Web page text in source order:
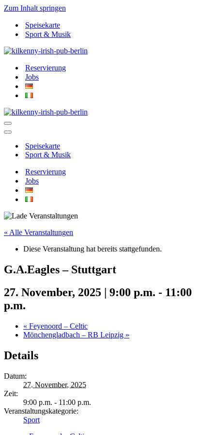
Zum Inhalt springen
Speisekarte
Sport & Musik
Reservierung
Jobs
Navigationsmenü
Navigationsmenü
Speisekarte
Sport & Musik
Reservierung
Jobs
« Alle Veranstaltungen
Diese Veranstaltung hat bereits stattgefunden.
G.A.Eagles – Stuttgart
27. November, 2025 | 9:00 p.m. - 11:00
p.m.
« Feyenoord – Celtic
Mönchengladbach – RB Leipzig »
Details
Datum:
27. November, 2025
Zeit:
9:00 p.m. - 11:00 p.m.
Veranstaltungskategorie:
Sport